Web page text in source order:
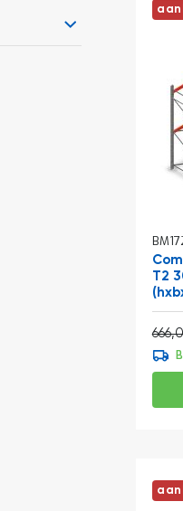
T2
Normale prijs